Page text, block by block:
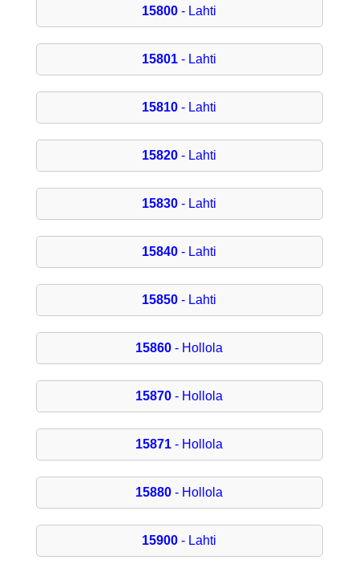
15800 - Lahti
15801 - Lahti
15810 - Lahti
15820 - Lahti
15830 - Lahti
15840 - Lahti
15850 - Lahti
15860 - Hollola
15870 - Hollola
15871 - Hollola
15880 - Hollola
15900 - Lahti